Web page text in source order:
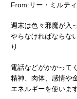
From:リー・ミルテ
週末は色々邪魔が入
やらなければならな
り
電話などがかかって
精神、肉体、感情や
エネルギーを使います